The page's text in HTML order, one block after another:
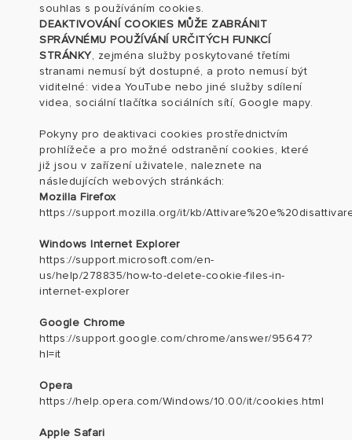
souhlas s používáním cookies.
DEAKTIVOVÁNÍ COOKIES MŮŽE ZABRÁNIT
SPRÁVNÉMU POUŽÍVÁNÍ URČITÝCH FUNKCÍ
STRÁNKY, zejména služby poskytované třetími
stranami nemusí být dostupné, a proto nemusí být
viditelné: videa YouTube nebo jiné služby sdílení
videa, sociální tlačítka sociálních sítí, Google mapy.
Pokyny pro deaktivaci cookies prostřednictvím
prohlížeče a pro možné odstranění cookies, které
již jsou v zařízení uživatele, naleznete na
následujících webových stránkách:
Mozilla Firefox
https://support.mozilla.org/it/kb/
Windows Internet Explorer
https://support.microsoft.com/en-
us/help/278835/how-to-delete-cookie-files-in-
internet-explorer
Google Chrome
https://support.google.com/chrome/answer/95647?
hl=it
Opera
https://help.opera.com/Windows/10.00/it/cookies.html
Apple Safari